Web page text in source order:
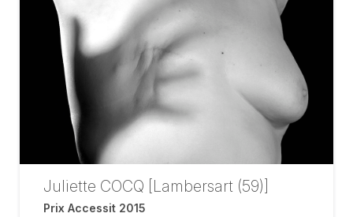
Juliette COCQ [Lambersart (59)]
Prix Accessit 2015